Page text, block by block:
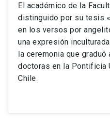
El académico de la
distinguido por su tesis
en los versos por
una expresión
la ceremonia que
doctoras en la Pontificia
Chile.